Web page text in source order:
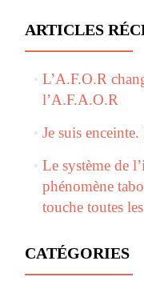
ARTICLES
L’A.F.O.R
l’A.F.A.O.R
Je suis
Le système de
phénomène
touche toutes
CATÉGORIES